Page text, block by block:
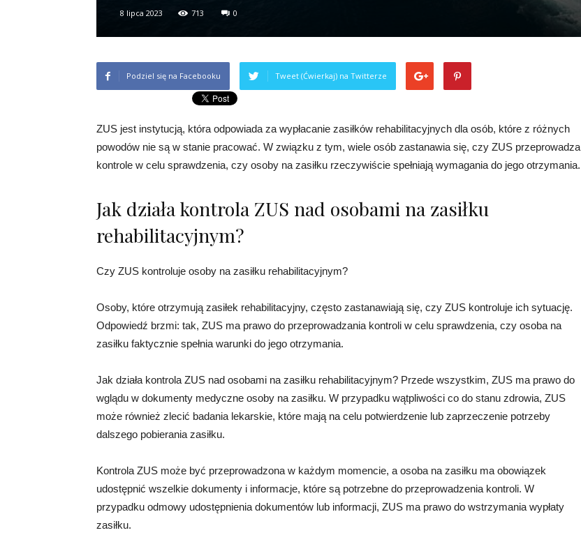
8 lipca 2023 713 0
Podziel się na Facebooku Tweet (Ćwierkaj) na Twitterze
ZUS jest instytucją, która odpowiada za wypłacanie zasiłków rehabilitacyjnych dla osób, które z różnych
powodów nie są w stanie pracować. W związku z tym, wiele osób zastanawia się, czy ZUS przeprowadza
kontrole w celu sprawdzenia, czy osoby na zasiłku rzeczywiście spełniają wymagania do jego otrzymania.
Jak działa kontrola ZUS nad osobami na zasiłku
rehabilitacyjnym?
Czy ZUS kontroluje osoby na zasiłku rehabilitacyjnym?
Osoby, które otrzymują zasiłek rehabilitacyjny, często zastanawiają się, czy ZUS kontroluje ich sytuację.
Odpowiedź brzmi: tak, ZUS ma prawo do przeprowadzania kontroli w celu sprawdzenia, czy osoba na
zasiłku faktycznie spełnia warunki do jego otrzymania.
Jak działa kontrola ZUS nad osobami na zasiłku rehabilitacyjnym? Przede wszystkim, ZUS ma prawo do
wglądu w dokumenty medyczne osoby na zasiłku. W przypadku wątpliwości co do stanu zdrowia, ZUS
może również zlecić badania lekarskie, które mają na celu potwierdzenie lub zaprzeczenie potrzeby
dalszego pobierania zasiłku.
Kontrola ZUS może być przeprowadzona w każdym momencie, a osoba na zasiłku ma obowiązek
udostępnić wszelkie dokumenty i informacje, które są potrzebne do przeprowadzenia kontroli. W
przypadku odmowy udostępnienia dokumentów lub informacji, ZUS ma prawo do wstrzymania wypłaty
zasiłku.